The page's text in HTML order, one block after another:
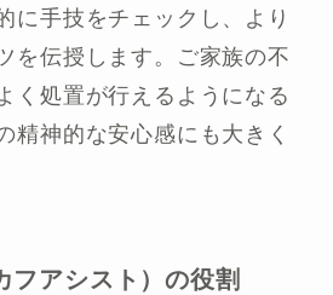
に手技をチェックし、より
を伝授します。ご家族の不
く処置が行えるようになる
精神的な安心感にも大きく
フアシスト）の役割